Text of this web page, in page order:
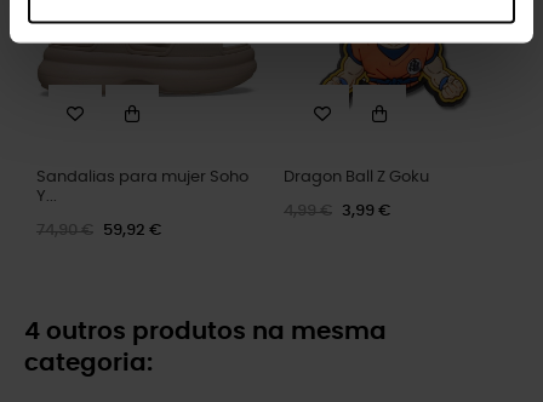
Sandalias para mujer Soho
Y...
74,90 € 59,92 €
Dragon Ball Z Goku
4,99 € 3,99 €
4 outros produtos na mesma
categoria: